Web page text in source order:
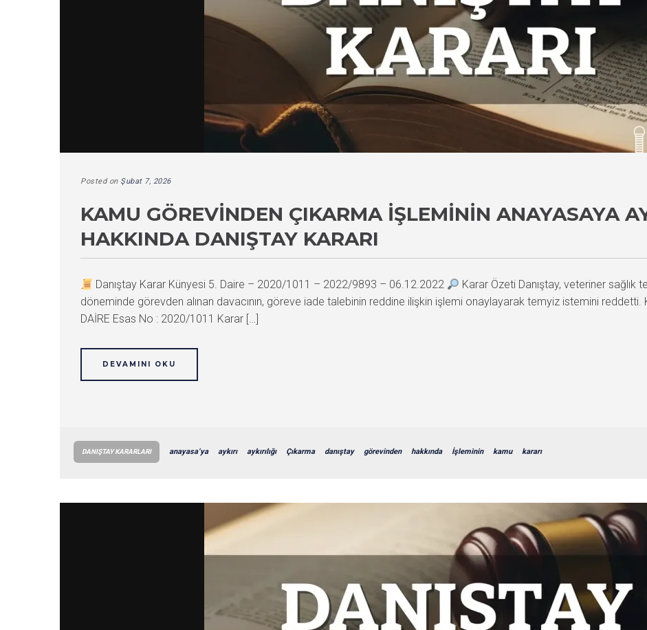
Posted on Şubat 7, 2026
KAMU GÖREVINDEN ÇIKARMA İŞLEMININ ANAYASAYA
HAKKINDA DANIŞTAY KARARI
Danıştay Karar Künyesi 5. Daire – 2020/1011 – 2022/9893 – 06.12.2022
Karar Özeti Danıştay, veteriner
döneminde görevden alınan davacının, göreve iade talebinin reddine ilişkin işlemi onaylayarak temyiz istemini reddetti.
DAİRE Esas No : 2020/1011 Karar […]
DEVAMINI OKU
DANIŞTAY KARARLARI anayasa’ya aykırı aykırılığı Çıkarma danıştay görevinden hakkında İşleminin kamu kararı